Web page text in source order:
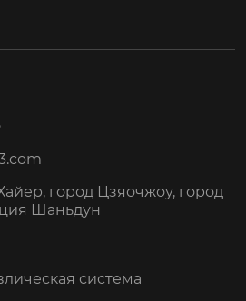
город Цзяочжоу, город
Шаньдун
система